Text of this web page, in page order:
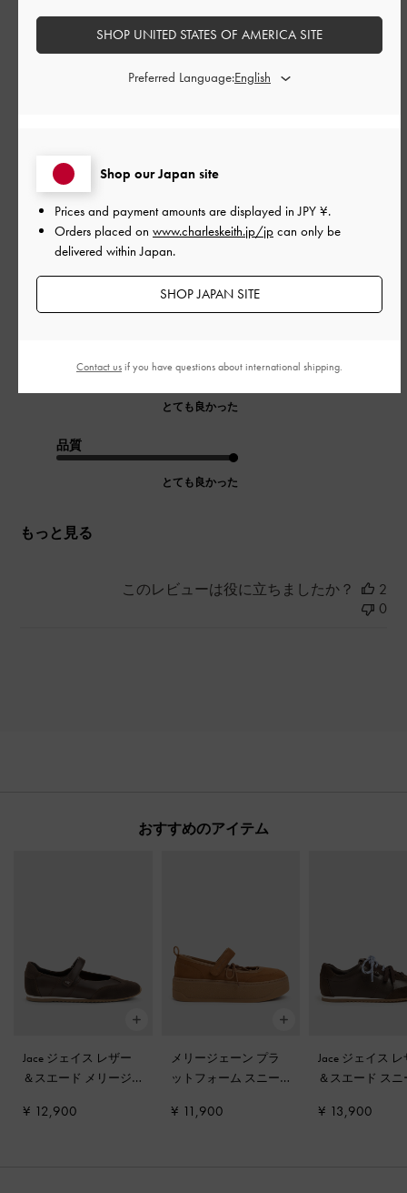
もっと見る
このレビューは役に立ちましたか？
ご利用者様
ヒールが低いのが良い
高身長なので、低めヒールのローファーというのがありがたい
です。上品で可愛いです。少し大きめな気がします。
デザイン
とても良かった
品質
とても良かった
もっと見る
このレビューは役に立ちましたか？
2
0
おすすめのアイテム
Jace ジェイス レザー
＆スエード メリージ
ークブラウン
¥ 12,900
メリージェーン プラ
ットフォーム スニー
¥ 11,900
Jace ジェイス
＆スエード ス
¥ 13,900
Shop our Japan site
Prices and payment amounts are displayed inJPY ¥.
Orders placed on www.charleskeith.jp/jp can only be
delivered within Japan.
SHOP JAPAN SITE
SHOP UNITED STATES OF AMERICA SITE
Preferred Language:
Contact usif you have questions about international shipping.